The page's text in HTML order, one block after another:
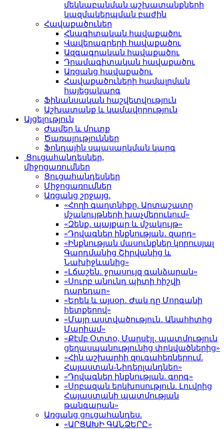
մեկնաբանման աշխատանքների
կազմակերպման բաժին
Հավաքածուներ
Հնագիտական հավաքածու
Վավերագրերի հավաքածու
Ազգագրական հավաքածու
Դրամագիտական հավաքածու
Առցանց հավաքածու
Հավաքածուների համալրման
հայեցակարգ
Ֆինանսական հաշվետվություն
Աշխատանք և կամավորություն
Այցելություն
Ժամեր և մուտք
Ծառայություններ
Ֆոնդային սպասարկման կարգ
Ցուցահանդեսներ,
միջոցառումներ
Ցուցահանդեսներ
Միջոցառումներ
Առցանց շրջայց.
«Հողի գաղտնիքը. Արտաշատը
մշակույթների խաչմերուկում»
«Զենք․ պայքար և մշակույթ»
«Դրվագներ ինքնության․ զարդ»
«Ինքնության մասունքներ կորուսյալ
Գարդմանից Շիրվանից և
Նախիջևանից»
«Լճաշեն․ ջրասույզ գանձարան»
«Սուրբ անունդ պիտի հիշվի
դարեդար»
«Երեկ և այսօր․ Ժակ դը Մորգանի
հետքերով»
«Մայր աստվածություն․ Անահիտից
Մարիամ»
«Քէմբ Օտտօ, Մարսէյլ․ պատմություն
ցեղասպանությունից փրկվածներից»
«Հին աշխարհի զուգահեռներում.
Հայաստան-Նիդերլանդներ»
«Դրվագներ ինքնության. գորգ»
«Սրբազան երկխոսություն. Լուվրից
Հայաստանի պատմության
թանգարան»
Առցանց ցուցահանդես.
«ԱՐՑԱԽԻ ԳԱՆՁԵՐԸ»